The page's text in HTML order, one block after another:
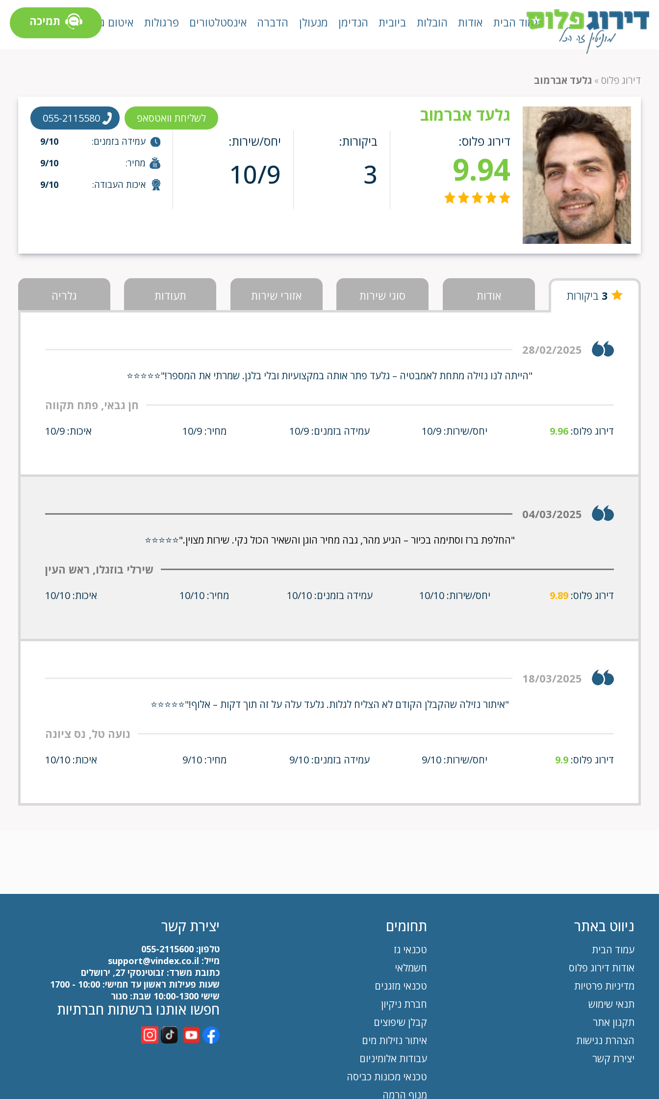
עמוד הבית אודות הובלות ביובית הנדימן מנעולן הדברה אינסטלטורים פרגולות איטום גגות תמיכה
דירוג פלוס » גלעד אברמוב
גלעד אברמוב
דירוג פלוס:
9.94
ביקורות:
3
יחס/שירות:
10/9
עמידה בזמנים:
9/10
מחיר:
9/10
איכות העבודה:
9/10
לשליחת וואטסאפ 055-2115580
3 ביקורות אודות סוגי שירות אזורי שירות תעודות גלריה
28/02/2025
"הייתה לנו נזילה מתחת לאמבטיה – גלעד פתר אותה במקצועיות ובלי בלגן. שמרתי את המספר!"⭐⭐⭐⭐⭐
חן גבאי, פתח תקווה
דירוג פלוס: 9.96 יחס/שירות: 10/9 עמידה בזמנים: 10/9 מחיר: 10/9 איכות: 10/9
04/03/2025
"החלפת ברז וסתימה בכיור – הגיע מהר, גבה מחיר הוגן והשאיר הכול נקי. שירות מצוין."⭐⭐⭐⭐⭐
שירלי בוזגלו, ראש העין
דירוג פלוס: 9.89 יחס/שירות: 10/10 עמידה בזמנים: 10/10 מחיר: 10/10 איכות: 10/10
18/03/2025
"איתור נזילה שהקבלן הקודם לא הצליח לגלות. גלעד עלה על זה תוך דקות – אלוף!"⭐⭐⭐⭐⭐
נועה טל, נס ציונה
דירוג פלוס: 9.9 יחס/שירות: 9/10 עמידה בזמנים: 9/10 מחיר: 9/10 איכות: 10/10
ניווט באתר
עמוד הבית
אודות דירוג פלוס
מדיניות פרטיות
תנאי שימוש
תקנון אתר
הצהרת נגישות
יצירת קשר
תחומים
טכנאי גז
חשמלאי
טכנאי מזגנים
חברת ניקיון
קבלן שיפוצים
איתור נזילות מים
עבודות אלומיניום
טכנאי מכונות כביסה
מנוף הרמה
יצירת קשר
טלפון:055-2115600
מייל: support@vindex.co.il
כתובת משרד: זבוטינסקי 27, ירושלים
שעות פעילות ראשון עד חמישי: 10:00 - 1700
שישי 10:00-1300 שבת: סגור
חפשו אותנו ברשתות חברתיות